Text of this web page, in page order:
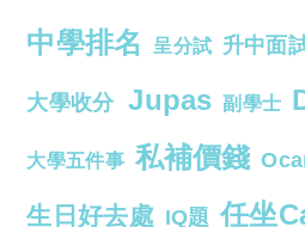
中學排名 呈分試 升中面
大學收分 Jupas 副學士
大學五件事 私補價錢
生日好去處 IQ題 任坐